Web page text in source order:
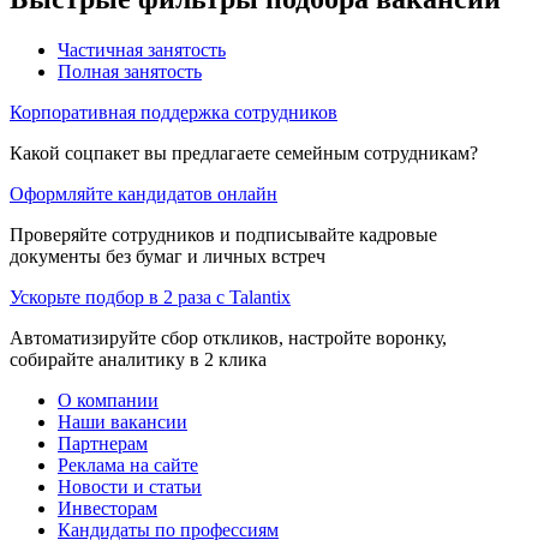
Частичная занятость
Полная занятость
Корпоративная поддержка сотрудников
Какой соцпакет вы предлагаете семейным сотрудникам?
Оформляйте кандидатов онлайн
Проверяйте сотрудников и подписывайте кадровые
документы без бумаг и личных встреч
Ускорьте подбор в 2 раза с Talantix
Автоматизируйте сбор откликов, настройте воронку,
собирайте аналитику в 2 клика
О компании
Наши вакансии
Партнерам
Реклама на сайте
Новости и статьи
Инвесторам
Кандидаты по профессиям